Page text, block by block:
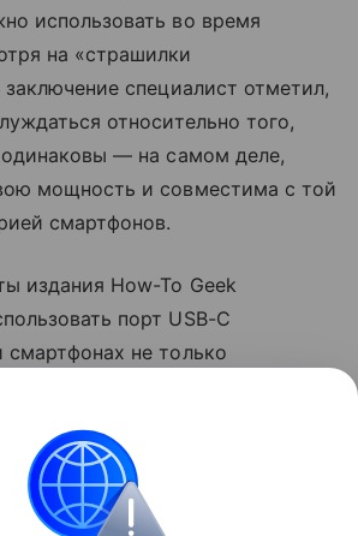
использовать во время
на «страшилки
заключение специалист отметил,
относительно того,
одинаковы — на самом деле,
мощность и совместима с той
смартфонов.
издания How-To Geek
порт USB-C
не только
к мониторам.